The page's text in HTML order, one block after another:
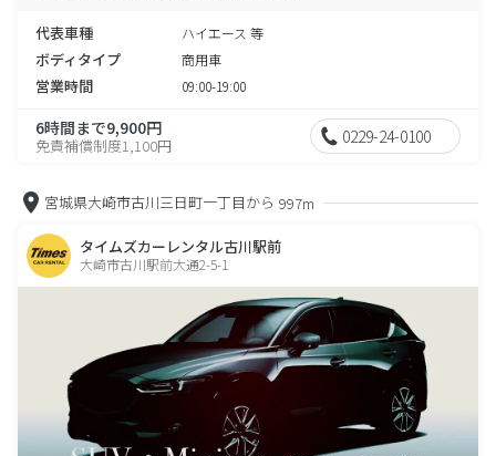
代表車種 ハイエース 等
ボディタイプ 商用車
営業時間 09:00-19:00
6時間まで9,900円
免責補償制度1,100円 0229-24-0100
宮城県大崎市古川三日町一丁目から 997m
タイムズカーレンタル古川駅前
大崎市古川駅前大通2-5-1